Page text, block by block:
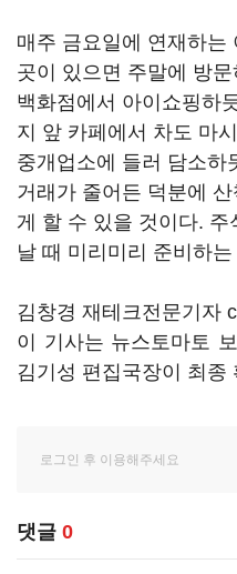
매주 금요일에 연재하는
곳이 있으면 주말에 방
백화점에서 아이쇼핑하
지 앞 카페에서 차도 마
중개업소에 들러 담소하
거래가 줄어든 덕분에
게 할 수 있을 것이다.
날 때 미리미리 준비하
김창경 재테크전문기자
이 기사는 뉴스토마토
김기성 편집국장이 최종
댓글 0